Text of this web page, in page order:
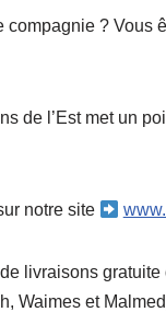
? Vous
de l’Est met un
notre site
livraisons
Waimes et